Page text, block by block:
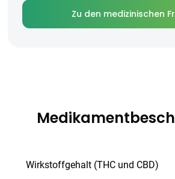
Zu den medizinischen
Wirkstoffgehalt (THC und CBD)